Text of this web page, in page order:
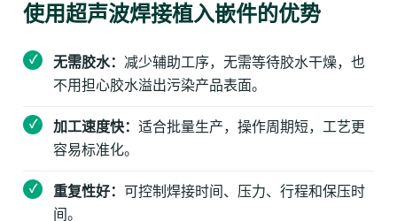
使用超声波焊接植入嵌件的优势
无需胶水： 减少辅助工序，无需等待胶水干燥，也
不用担心胶水溢出污染产品表面。
加工速度快： 适合批量生产，操作周期短，工艺更
容易标准化。
重复性好： 可控制焊接时间、压力、行程和保压时
间。